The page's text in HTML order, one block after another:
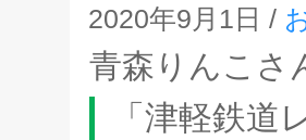
2020年9月1日 /
青森りんこさ
「津軽鉄